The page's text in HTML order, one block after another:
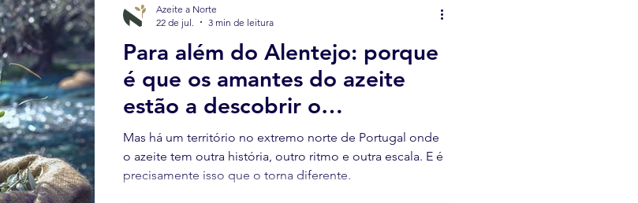
Para além do Alentejo: porque
é que os amantes do azeite
estão a descobrir o
olivoturismo em Trás-os-Montes
Mas há um território no extremo norte de Portugal onde
o azeite tem outra história, outro ritmo e outra escala. E é
precisamente isso que o torna diferente.
Azeite a Norte
22 de jul.
3 min de leitura